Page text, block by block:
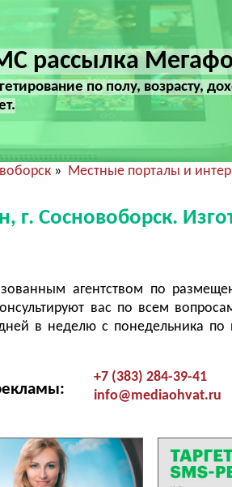
рассылка
по полу, возрасту,
» Местные порталы и
г. Сосновоборск.
агентством по
вас по всем
в неделю с понедельника по
+7 (383) 284-39-41
info@mediaohvat.ru